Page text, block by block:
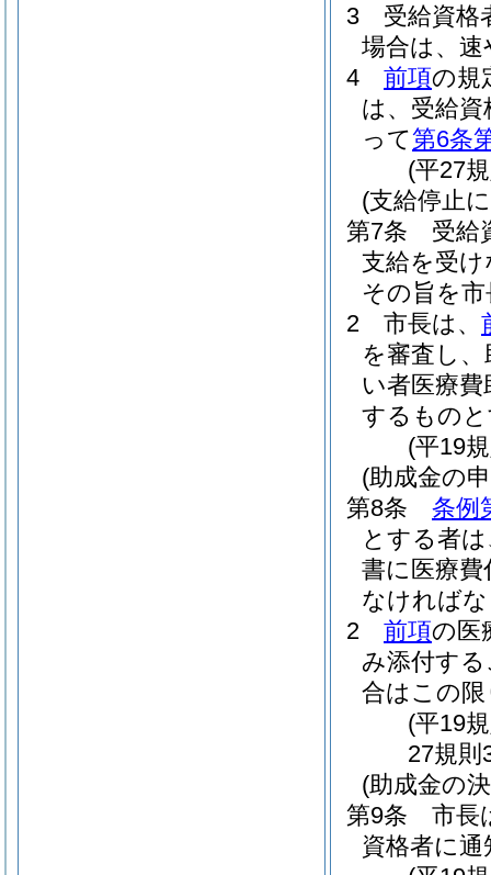
3
受給資格
場合は、
4
前項の規
は、受給資
って第6条
(平27
(支給停止
第7条
受給
支給を受
その旨を
2
市長は、
を審査し
い者医療
するもの
(平19
(助成金の
第8条
条例
とする者
書に医療
なければ
2
前項の医
み添付す
合はこの
(平19
27規則
(助成金の
第9条
市長
資格者に